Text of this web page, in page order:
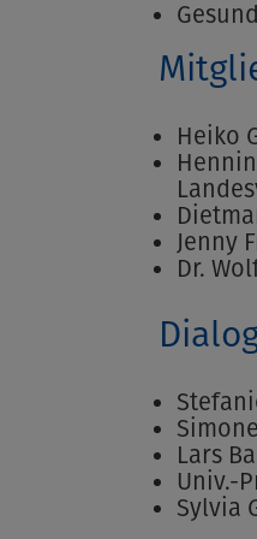
Heiko
Jenny
Dr.
Lars
Univ.-
Sylvia